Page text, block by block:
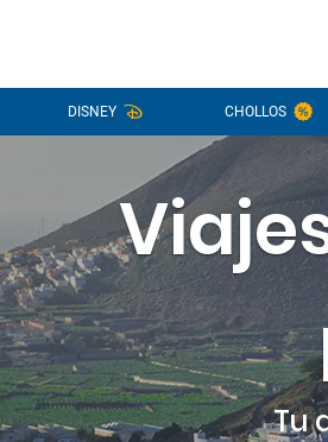
DISNEY CHOLLOS
Tu